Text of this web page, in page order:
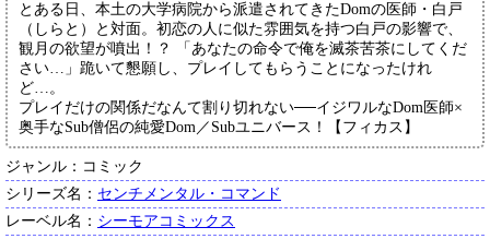
とある日、本土の大学病院から派遣されてきたDomの医師・白戸
（しらと）と対面。初恋の人に似た雰囲気を持つ白戸の影響で、
観月の欲望が噴出！？ 「あなたの命令で俺を滅茶苦茶にしてくだ
さい…」跪いて懇願し、プレイしてもらうことになったけれ
ど…。
プレイだけの関係だなんて割り切れない──イジワルなDom医師×
奥手なSub僧侶の純愛Dom／Subユニバース！【フィカス】
ジャンル：コミック
シリーズ名： センチメンタル・コマンド
レーベル名： シーモアコミックス